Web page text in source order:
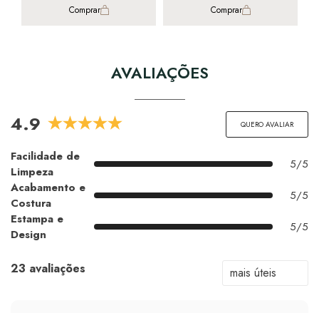
Comprar Comprar
AVALIAÇÕES
4.9
Facilidade de
Limpeza
5/5
Acabamento e
Costura
5/5
Estampa e
Design
5/5
QUERO AVALIAR
23 avaliações